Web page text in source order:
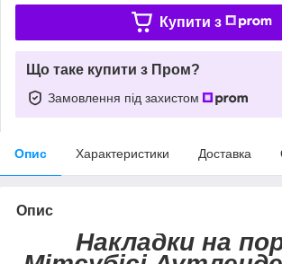
Купити з
Що таке купити з Пром?
Замовлення під захистом
Опис Характеристики Доставка
Опис
Накладки на